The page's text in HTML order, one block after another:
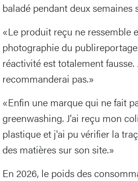
baladé pendant deux semaines
«Le produit reçu ne ressemble
photographie du
réactivité est totalement fausse.
recommanderai pas.»
«Enfin une marque qui ne fait
greenwashing. J'ai reçu mon
plastique et j'ai pu vérifier la
des matières sur son site.»
En 2026, le poids des